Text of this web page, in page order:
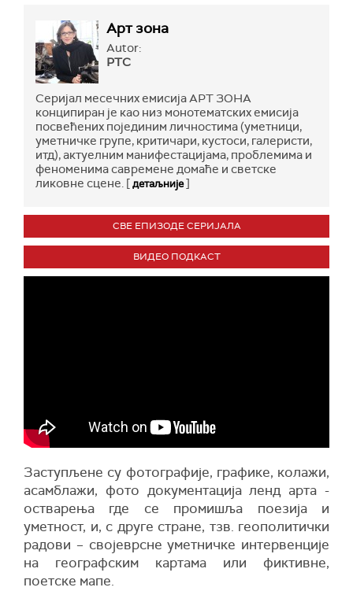
Арт зона
Autor:
РТС
Серијал месечних емисија АРТ ЗОНА
конципиран је као низ монотематских емисија
посвећених појединим личностима (уметници,
уметничке групе, критичари, кустоси, галеристи,
итд), актуелним манифестацијама, проблемима и
феноменима савремене домаће и светске
ликовне сцене. [детаљније]
СВЕ ЕПИЗОДЕ СЕРИЈАЛА
ВИДЕО ПОДКАСТ
Заступљене су фотографије, графике, колажи,
асамблажи, фото документација ленд арта -
остварења где се промишља поезија и
уметност, и, с друге стране, тзв. геополитички
радови – својеврсне уметничке интервенције
на географским картама или фиктивне,
поетске мапе.